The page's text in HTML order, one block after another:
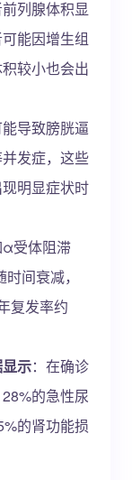
列腺体积显
能因增生组
较小也会出
导致膀胱逼
发症，这些
明显症状时
α受体阻滞
间衰减，
复发率约
示：在确诊
的急性尿
的肾功能损